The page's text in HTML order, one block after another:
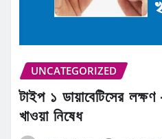
UNCATEGORIZED
টাইপ ১ ডায়াবেটিসের লক্ষণ
খাওয়া নিষেধ